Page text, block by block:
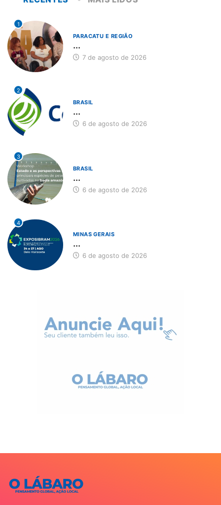
1
PARACATU E REGIÃO
...
7 de agosto de 2026
2
BRASIL
...
6 de agosto de 2026
3
BRASIL
...
6 de agosto de 2026
4
MINAS GERAIS
...
6 de agosto de 2026